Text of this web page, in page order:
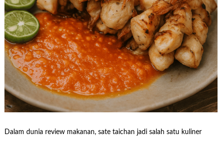
Dalam dunia review makanan, sate taichan jadi salah satu kuliner